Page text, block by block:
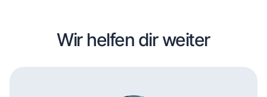
Wir helfen dir weiter